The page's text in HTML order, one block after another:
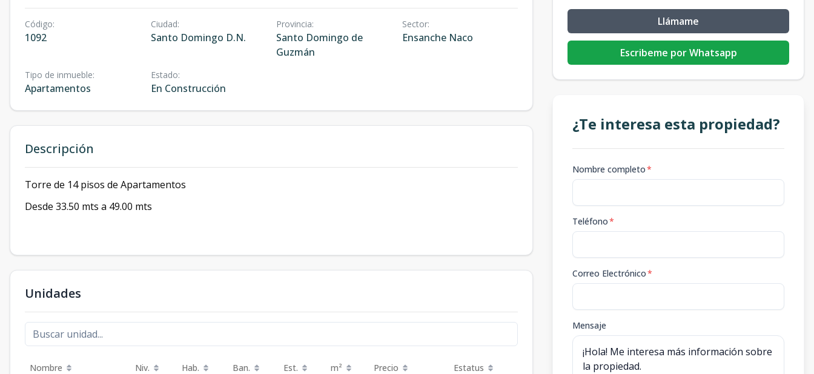
Código:
1092
Ciudad:
Santo Domingo D.N.
Provincia:
Santo Domingo de
Guzmán
Sector:
Ensanche Naco
Tipo de inmueble:
Apartamentos
Estado:
En Construcción
Descripción
Torre de 14 pisos de Apartamentos
Desde 33.50 mts a 49.00 mts
Unidades
Nombre Niv. Hab. Ban. Est. m² Precio Estatus
Llámame
Escribeme por Whatsapp
¿Te interesa esta propiedad?
Nombre completo*
Teléfono*
Correo Electrónico*
Mensaje